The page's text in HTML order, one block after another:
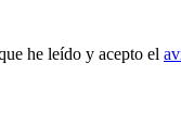
he leído y acepto el